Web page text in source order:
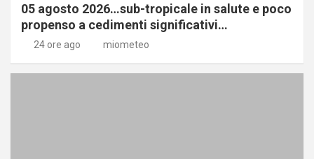
05 agosto 2026…sub-tropicale in salute e poco
propenso a cedimenti significativi…
24 ore ago miometeo